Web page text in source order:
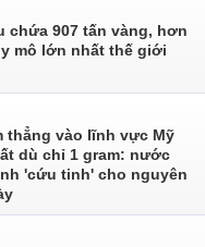
chứa 907 tấn vàng, hơn
mô lớn nhất thế giới
thẳng vào lĩnh vực Mỹ
dù chỉ 1 gram: nước
'cứu tinh' cho nguyên